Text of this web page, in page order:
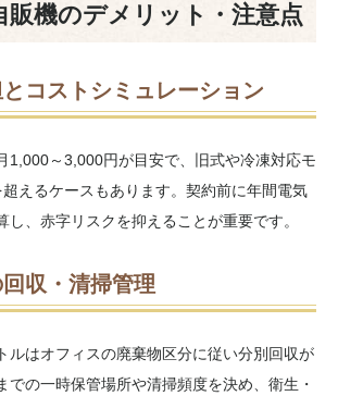
販機のデメリット・注意点
コストシミュレーション
1,000～3,000円が目安で、旧式や冷凍対応モ
えるケースもあります。契約前に年間電気
し、赤字リスクを抑えることが重要です。
収・清掃管理
ルはオフィスの廃棄物区分に従い分別回収が
での一時保管場所や清掃頻度を決め、衛生・